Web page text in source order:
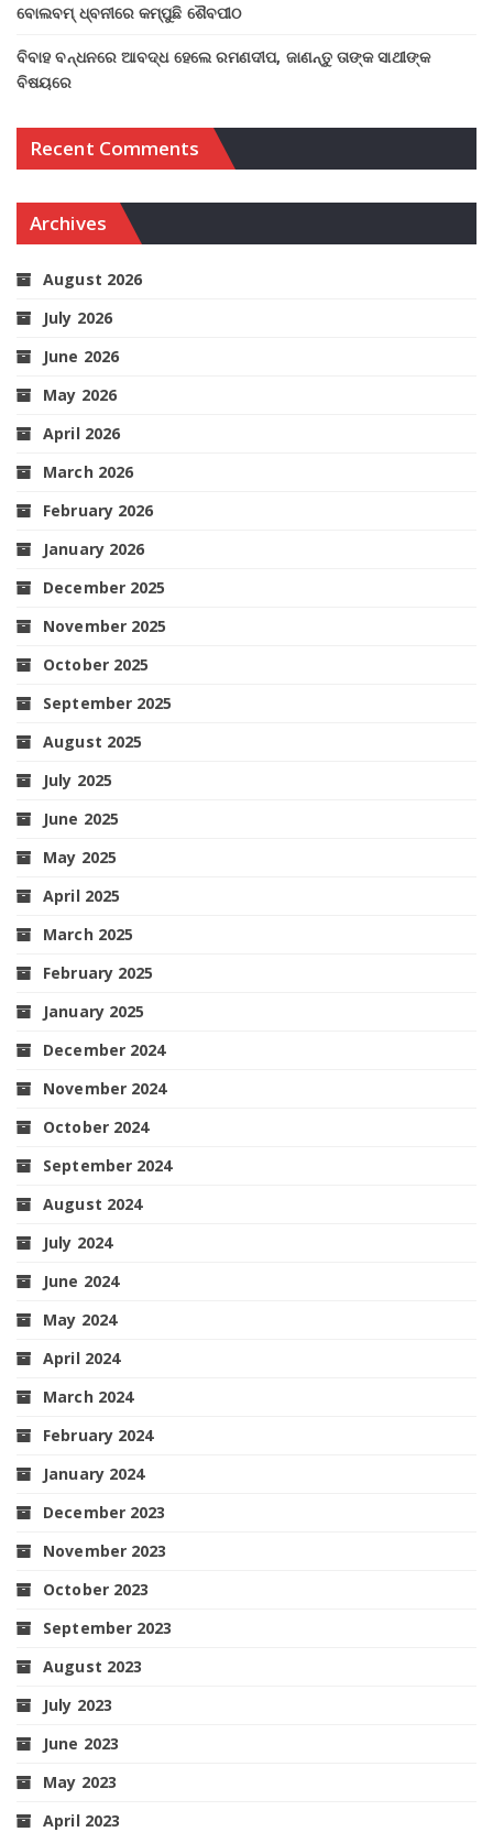
ବୋଲବମ୍ ଧ୍ବନୀରେ କମ୍ପୁଛି ଶୈବପୀଠ
ବିବାହ ବନ୍ଧନରେ ଆବଦ୍ଧ ହେଲେ ରମଣଦୀପ, ଜାଣନ୍ତୁ ତାଙ୍କ ସାଥୀଙ୍କ
ବିଷୟରେ
Recent Comments
Archives
August 2026
July 2026
June 2026
May 2026
April 2026
March 2026
February 2026
January 2026
December 2025
November 2025
October 2025
September 2025
August 2025
July 2025
June 2025
May 2025
April 2025
March 2025
February 2025
January 2025
December 2024
November 2024
October 2024
September 2024
August 2024
July 2024
June 2024
May 2024
April 2024
March 2024
February 2024
January 2024
December 2023
November 2023
October 2023
September 2023
August 2023
July 2023
June 2023
May 2023
April 2023